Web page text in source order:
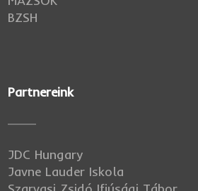
BZSH
Partnereink
JDC Hungary
Javne Lauder Iskola